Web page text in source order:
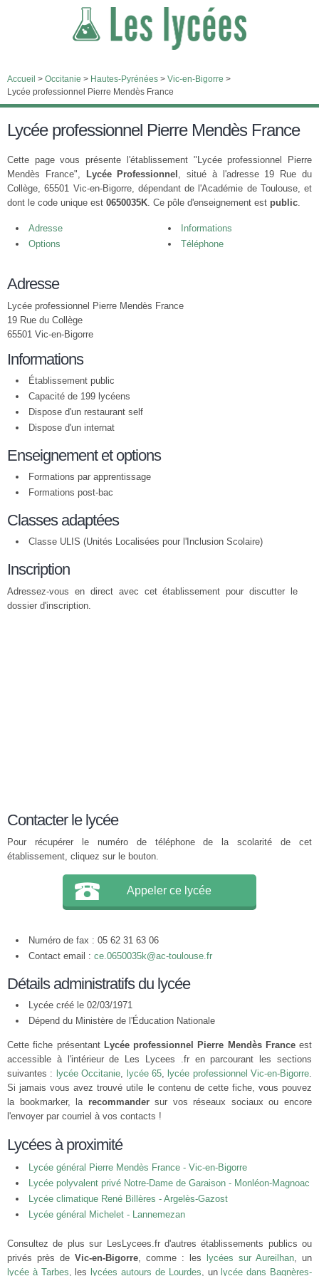
Accueil > Occitanie > Hautes-Pyrénées > Vic-en-Bigorre >
Lycée professionnel Pierre Mendès France
Lycée professionnel Pierre Mendès France
Cette page vous présente l'établissement "Lycée professionnel Pierre
Mendès France",
Lycée Professionnel , situé à l'adresse 19 Rue du
Collège, 65501 Vic-en-Bigorre, dépendant de l'Académie de Toulouse, et
dont le code unique est 0650035K. Ce pôle d'enseignement est public.
Adresse
Informations
Options
Téléphone
Adresse
Lycée professionnel Pierre Mendès France
19 Rue du Collège
65501 Vic-en-Bigorre
Informations
Établissement public
Capacité de 199 lycéens
Dispose d'un restaurant self
Dispose d'un internat
Enseignement et options
Formations par apprentissage
Formations post-bac
Classes adaptées
Classe ULIS (Unités Localisées pour l'Inclusion Scolaire)
Inscription
Adressez-vous en direct avec cet établissement pour discutter le
dossier d'inscription.
Contacter le lycée
Pour récupérer le numéro de téléphone de la scolarité de cet
établissement, cliquez sur le bouton.
Appeler ce lycée
Numéro de fax : 05 62 31 63 06
Contact email : ce.0650035k@ac-toulouse.fr
Détails administratifs du lycée
Lycée créé le 02/03/1971
Dépend du Ministère de l'Éducation Nationale
Cette fiche présentant Lycée professionnel Pierre Mendès Franceest
accessible à l'intérieur de Les Lycees .fr en parcourant les sections
suivantes : lycée Occitanie, lycée 65, lycée professionnel Vic-en-Bigorre.
Si jamais vous avez trouvé utile le contenu de cette fiche, vous pouvez
la bookmarker, la recommandersur vos réseaux sociaux ou encore
l'envoyer par courriel à vos contacts !
Lycées à proximité
Lycée général Pierre Mendès France - Vic-en-Bigorre
Lycée polyvalent privé Notre-Dame de Garaison - Monléon-Magnoac
Lycée climatique René Billères - Argelès-Gazost
Lycée général Michelet - Lannemezan
Consultez de plus sur LesLycees.fr d'autres établissements publics ou
privés près de Vic-en-Bigorre, comme : les lycées sur Aureilhan, un
lycée à Tarbes, les lycées autours de Lourdes, un lycée dans Bagnères-